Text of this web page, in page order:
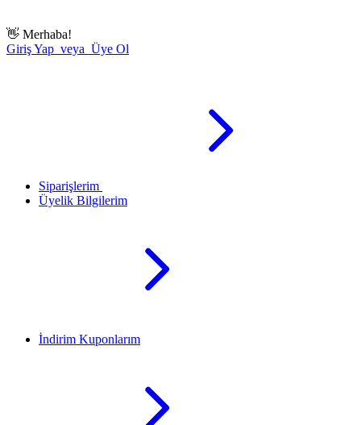
👋 Merhaba!
Giriş Yap veya Üye Ol
Siparişlerim
Üyelik Bilgilerim
İndirim Kuponlarım